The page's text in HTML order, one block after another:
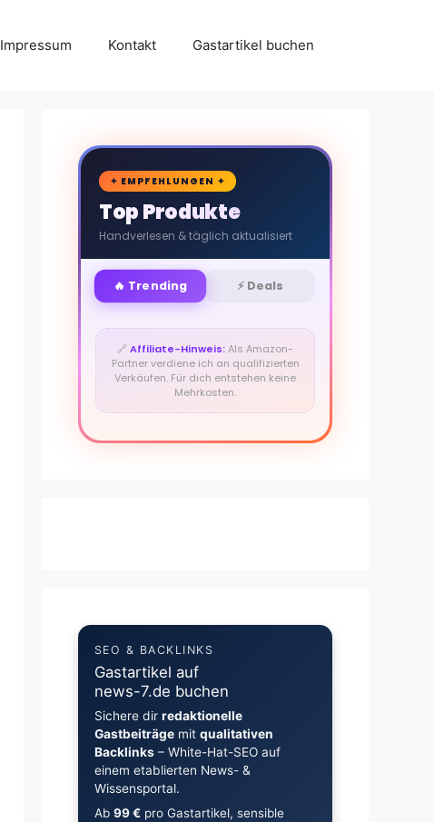
Impressum Kontakt Gastartikel buchen
🛒
✦ EMPFEHLUNGEN ✦
Top Produkte
Handverlesen & täglich aktualisiert
🔥 Trending ⚡ Deals
🔗Affiliate-Hinweis:Als Amazon-
Partner verdiene ich an qualifizierten
Verkäufen. Für dich entstehen keine
Mehrkosten.
SEO & BACKLINKS
Gastartikel auf
news-7.de buchen
Sichere dir redaktionelle
Gastbeiträgemit qualitativen
Backlinks– White-Hat-SEO auf
einem etablierten News- &
Wissensportal.
Ab 99 €pro Gastartikel, sensible